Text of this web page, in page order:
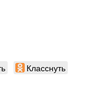
Класснуть